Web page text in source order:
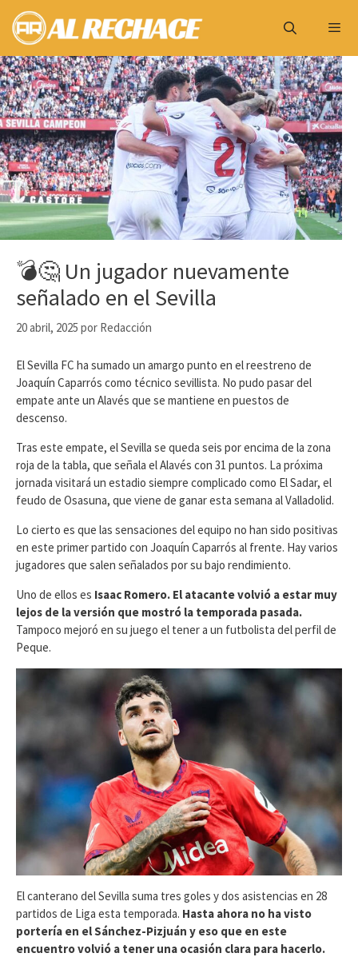
Saltar
contenido
Menú
💣🤔 Un jugador nuevamente
señalado en el Sevilla
20 abril, 2025 por Redacción
El Sevilla FC ha sumado un amargo punto en el reestreno de
Joaquín Caparrós como técnico sevillista. No pudo pasar del
empate ante un Alavés que se mantiene en puestos de
descenso.
Tras este empate, el Sevilla se queda seis por encima de la zona
roja de la tabla, que señala el Alavés con 31 puntos. La próxima
jornada visitará un estadio siempre complicado como El Sadar, el
feudo de Osasuna, que viene de ganar esta semana al Valladolid.
Lo cierto es que las sensaciones del equipo no han sido positivas
en este primer partido con Joaquín Caparrós al frente. Hay varios
jugadores que salen señalados por su bajo rendimiento.
Uno de ellos es Isaac Romero. El atacante volvió a estar muy
lejos de la versión que mostró la temporada pasada.
Tampoco mejoró en su juego el tener a un futbolista del perfil de
Peque.
El canterano del Sevilla suma tres goles y dos asistencias en 28
partidos de Liga esta temporada. Hasta ahora no ha visto
portería en el Sánchez-Pizjuán y eso que en este
encuentro volvió a tener una ocasión clara para hacerlo.